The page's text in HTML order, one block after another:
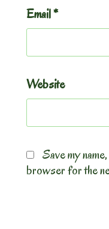
Email*
Website
Save my
browser for the